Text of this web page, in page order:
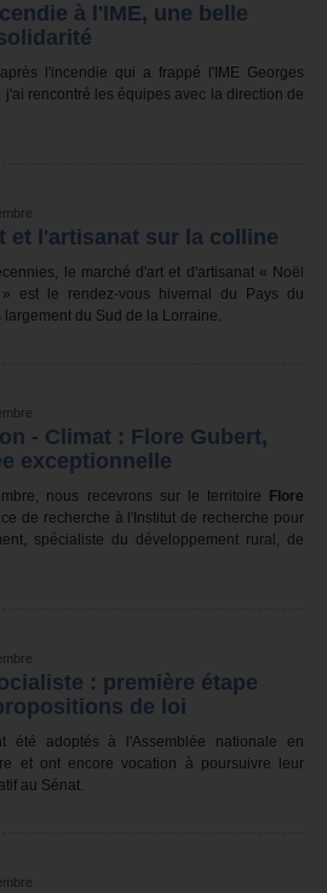
à l'IME, une belle
l'incendie qui a frappé l'IME Georges
j'ai rencontré les équipes avec la direction de
et l'artisanat sur la colline
le marché d'art et d'artisanat « Noël
est le rendez-vous hivernal du Pays du
largement du Sud de la Lorraine.
- Climat : Flore Gubert,
exceptionnelle
nous recevrons sur le territoire
Flore
de recherche à l'Institut de recherche pour
spécialiste du développement rural, de
: première étape
de loi
été adoptés à l'Assemblée nationale en
et ont encore vocation à poursuivre leur
au Sénat.